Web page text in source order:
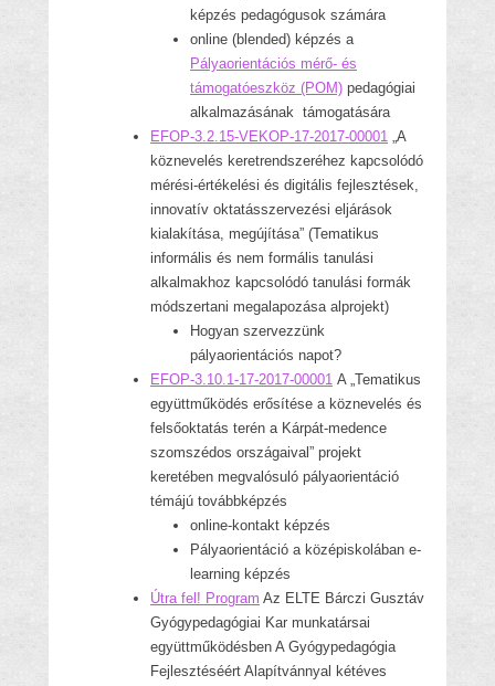
képzés pedagógusok számára
online (blended) képzés a
Pályaorientációs mérő- és
támogatóeszköz (POM) pedagógiai
alkalmazásának támogatására
EFOP-3.2.15-VEKOP-17-2017-00001 „A
köznevelés keretrendszeréhez kapcsolódó
mérési-értékelési és digitális fejlesztések,
innovatív oktatásszervezési eljárások
kialakítása, megújítása” (Tematikus
informális és nem formális tanulási
alkalmakhoz kapcsolódó tanulási formák
módszertani megalapozása alprojekt)
Hogyan szervezzünk
pályaorientációs napot?
EFOP-3.10.1-17-2017-00001 A „Tematikus
együttműködés erősítése a köznevelés és
felsőoktatás terén a Kárpát-medence
szomszédos országaival” projekt
keretében megvalósuló pályaorientáció
témájú továbbképzés
online-kontakt képzés
Pályaorientáció a középiskolában e-
learning képzés
Útra fel! Program Az ELTE Bárczi Gusztáv
Gyógypedagógiai Kar munkatársai
együttműködésben A Gyógypedagógia
Fejlesztéséért Alapítvánnyal kétéves